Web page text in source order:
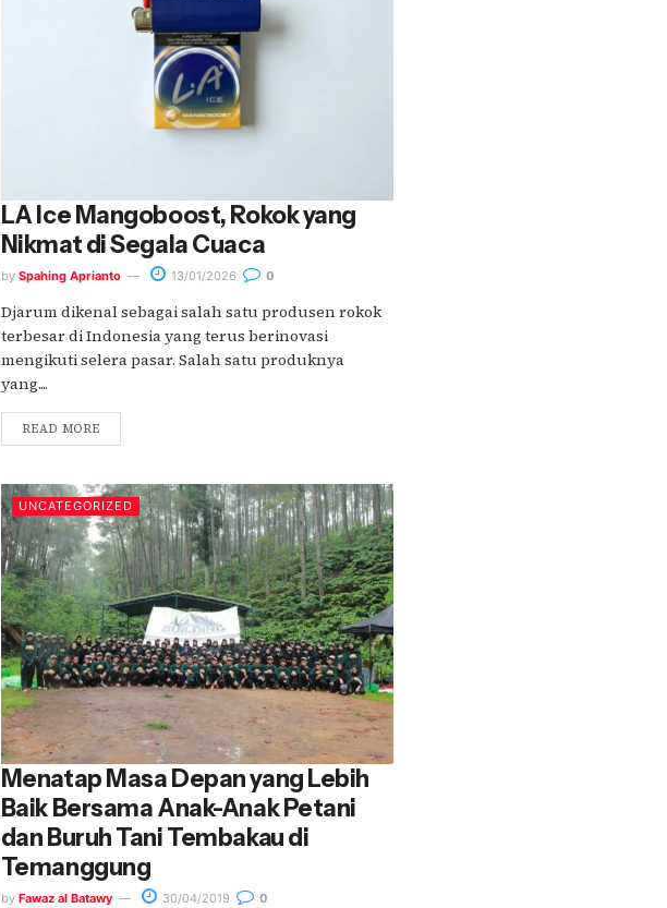
LA Ice Mangoboost, Rokok yang
Nikmat di Segala Cuaca
by Spahing Aprianto 13/01/2026 0
Djarum dikenal sebagai salah satu produsen rokok
terbesar di Indonesia yang terus berinovasi
mengikuti selera pasar. Salah satu produknya
yang....
READ MORE
UNCATEGORIZED
Menatap Masa Depan yang Lebih
Baik Bersama Anak-Anak Petani
dan Buruh Tani Tembakau di
Temanggung
by Fawaz al Batawy 30/04/2019 0